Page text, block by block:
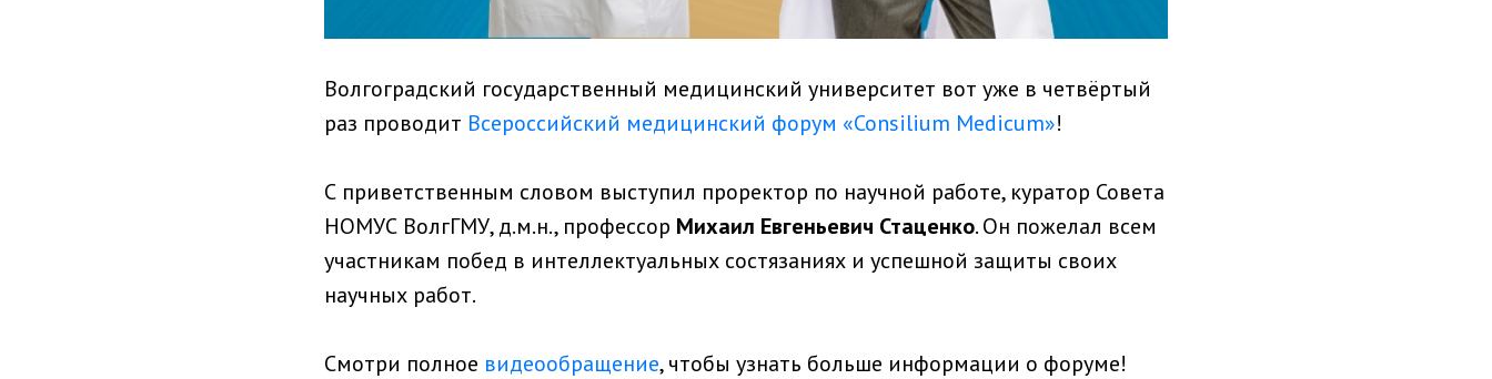
Волгоградский государственный медицинский университет вот уже в четвёртый
раз проводит Всероссийский медицинский форум «Consilium Medicum»!
С приветственным словом выступил проректор по научной работе, куратор Совета
НОМУС ВолгГМУ, д.м.н., профессор Михаил Евгеньевич Стаценко. Он пожелал всем
участникам побед в интеллектуальных состязаниях и успешной защиты своих
научных работ.
Смотри полное видеообращение, чтобы узнать больше информации о форуме!